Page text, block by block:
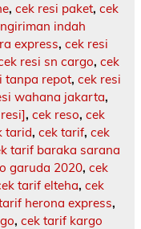
, cek resi paket, cek
indah
express, cek resi
resi sn cargo, cek
tanpa repot, cek resi
wahana jakarta,
, cek reso, cek
tarid, cek tarif, cek
tarif baraka sarana
garuda 2020, cek
tarif elteha, cek
herona express,
, cek tarif kargo